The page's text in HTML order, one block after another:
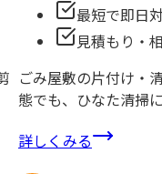
最短で即日
見積もり・
ごみ屋敷の片付け・
態でも、ひなた清掃
詳しくみる